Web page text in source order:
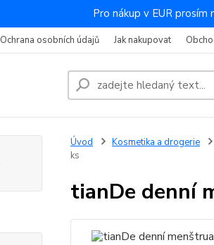
Pro nákup v EUR
Ochrana osobních údajů Jak nakupovat
Úvod Kosmetika a drogerie
ks
tianDe denní